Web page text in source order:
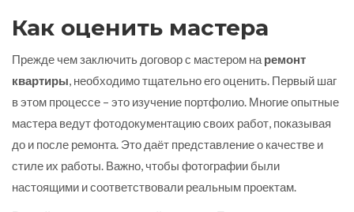
Как оценить мастера
Прежде чем заключить договор с мастером на ремонт
квартиры, необходимо тщательно его оценить. Первый шаг
в этом процессе – это изучение портфолио. Многие опытные
мастера ведут фотодокументацию своих работ, показывая
до и после ремонта. Это даёт представление о качестве и
стиле их работы. Важно, чтобы фотографии были
настоящими и соответствовали реальным проектам.